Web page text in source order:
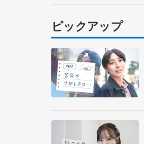
ピックアップ